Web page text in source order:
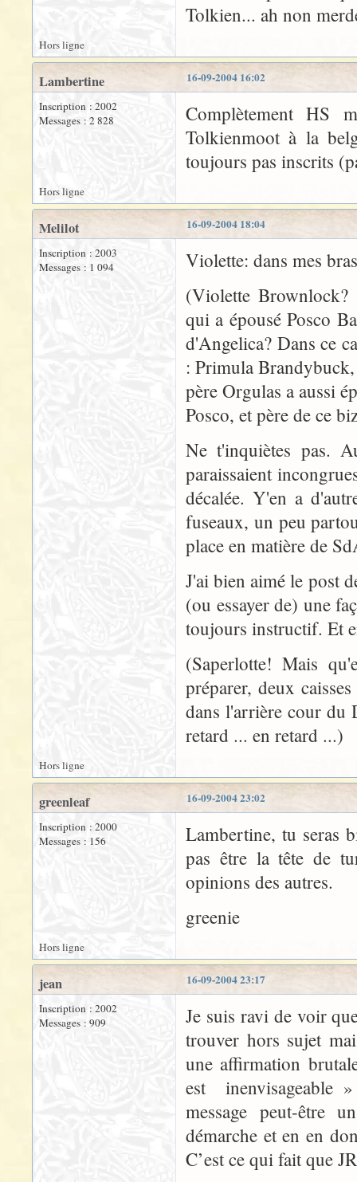
Tolkien... ah non
Hors ligne
16-09-2004 16:02
Lambertine
Inscription : 2002
Messages : 2 828
Complètement HS
Tolkienmoot à la
toujours pas inscrits
Hors ligne
16-09-2004 18:04
Melilot
Inscription : 2003
Messages : 1 094
Violette: dans mes
(Violette
qui a épousé Posco
d'Angelica? Dans ce
: Primula
père Orgulas a aussi
Posco, et père de ce
Ne t'inquiètes pas.
paraissaient
décalée. Y'en a
fuseaux, un peu
place en matière de
J'ai bien aimé le post
(ou essayer de) une
toujours instructif. Et
(Saperlotte! Mais
préparer, deux
dans l'arrière cour du
retard ... en retard ...)
Hors ligne
16-09-2004 23:02
greenleaf
Inscription : 2000
Messages : 156
Lambertine, tu seras
pas être la tête de
opinions des autres.
greenie
Hors ligne
16-09-2004 23:17
jean
Inscription : 2002
Messages : 909
Je suis ravi de voir
trouver hors sujet
une affirmation
est inenvisageable
message peut-être
démarche et en en
C’est ce qui fait que